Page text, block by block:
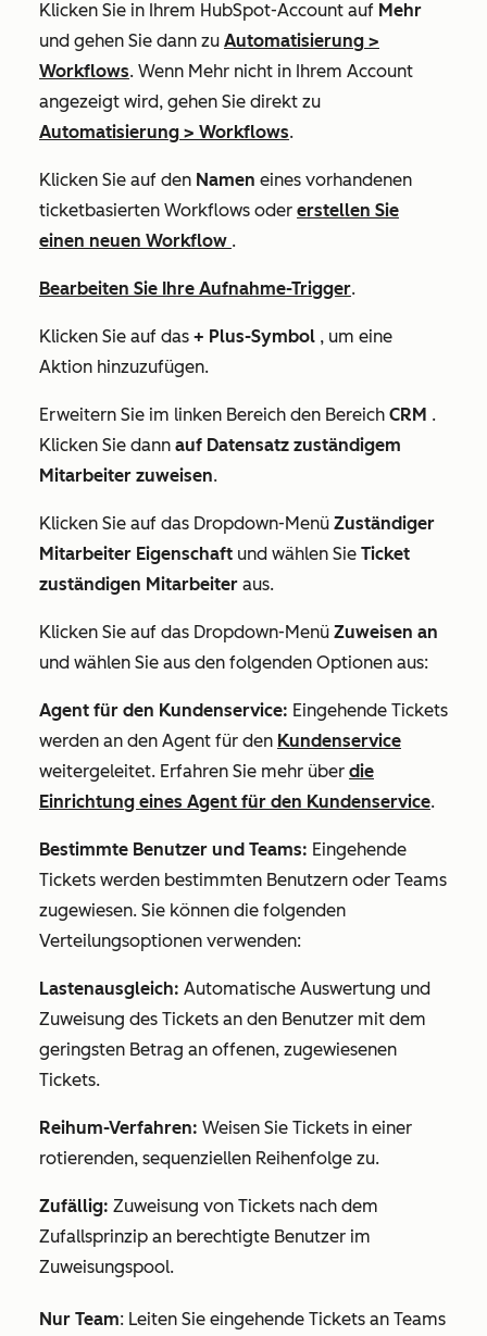
Klicken Sie in Ihrem HubSpot-Account auf Mehr
und gehen Sie dann zu Automatisierung >
Workflows. Wenn Mehr nicht in Ihrem Account
angezeigt wird, gehen Sie direkt zu
Automatisierung > Workflows.
Klicken Sie auf den Namen eines vorhandenen
ticketbasierten Workflows oder erstellen Sie
einen neuen Workflow .
Bearbeiten Sie Ihre Aufnahme-Trigger.
Klicken Sie auf das + Plus-Symbol , um eine
Aktion hinzuzufügen.
Erweitern Sie im linken Bereich den Bereich CRM .
Klicken Sie dann auf Datensatz zuständigem
Mitarbeiter zuweisen.
Klicken Sie auf das Dropdown-Menü Zuständiger
Mitarbeiter Eigenschaft und wählen Sie Ticket
zuständigen Mitarbeiter aus.
Klicken Sie auf das Dropdown-Menü Zuweisen an
und wählen Sie aus den folgenden Optionen aus:
Agent für den Kundenservice: Eingehende Tickets
werden an den Agent für den Kundenservice
weitergeleitet. Erfahren Sie mehr über die
Einrichtung eines Agent für den Kundenservice.
Bestimmte Benutzer und Teams: Eingehende
Tickets werden bestimmten Benutzern oder Teams
zugewiesen. Sie können die folgenden
Verteilungsoptionen verwenden:
Lastenausgleich: Automatische Auswertung und
Zuweisung des Tickets an den Benutzer mit dem
geringsten Betrag an offenen, zugewiesenen
Tickets.
Reihum-Verfahren: Weisen Sie Tickets in einer
rotierenden, sequenziellen Reihenfolge zu.
Zufällig: Zuweisung von Tickets nach dem
Zufallsprinzip an berechtigte Benutzer im
Zuweisungspool.
Nur Team: Leiten Sie eingehende Tickets an Teams